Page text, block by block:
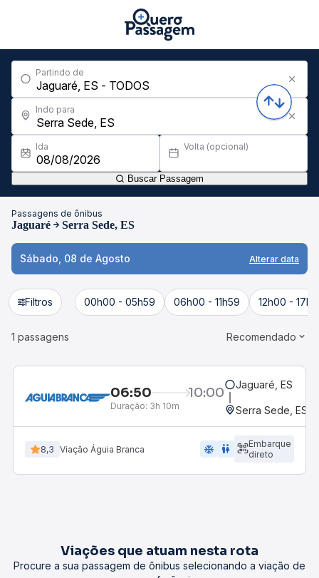
Partindo de
Indo para
Ida Volta (opcional)
Buscar Passagem
Passagens de ônibus
Jaguaré Serra Sede, ES
Sábado, 08 de Agosto Alterar data
Filtros 00h00 - 05h59 06h00 - 11h59 12h00 -
1 passagens Recomendado
06:50 10:00
Duração: 3h 10m
Jaguaré, ES
Serra Sede, ES
8,3 Viação Águia Branca ac_unit wc
Embarque
direto
Viações que atuam nesta rota
Procure a sua passagem de ônibus selecionando a viação de